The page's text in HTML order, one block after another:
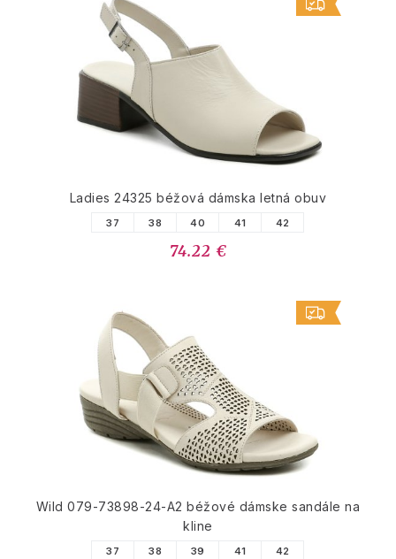
Ladies 24325 béžová dámska letná obuv
37 38 40 41 42
74.22 €
Wild 079-73898-24-A2 béžové dámske sandále na
kline
37 38 39 41 42